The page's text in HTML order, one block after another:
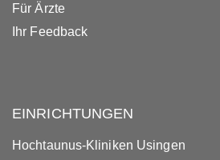
Für Ärzte
Ihr Feedback
EINRICHTUNGEN
Hochtaunus-Kliniken Usingen